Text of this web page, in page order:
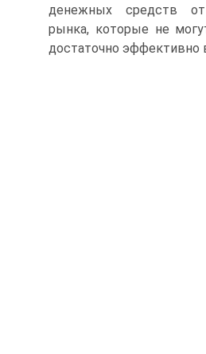
денежных средств
рынка, которые не
достаточно эффективно